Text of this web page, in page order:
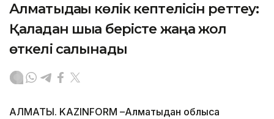
Алматыдағы көлік кептелісін реттеу:
Қаладан шыға берісте жаңа жол
өткелі салынады
АЛМАТЫ. KAZINFORM –Алматыдан облысқа